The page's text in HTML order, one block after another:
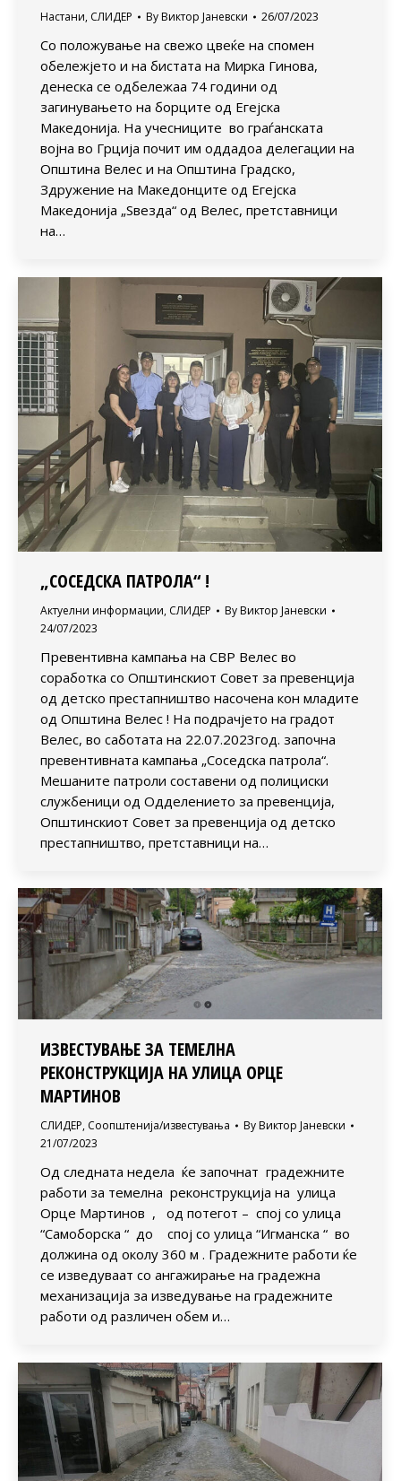
Настани, СЛИДЕР By Виктор Јаневски 26/07/2023
Со положување на свежо цвеќе на спомен
обележјето и на бистата на Мирка Гинова,
денеска се одбележаа 74 години од
загинувањето на борците од Егејска
Македонија. На учесниците во граѓанската
војна во Грција почит им оддадоа делегации на
Општина Велес и на Општина Градско,
Здружение на Македонците од Егејска
Македонија „Ѕвезда“ од Велес, претставници
на…
„СОСЕДСКА ПАТРОЛА“ !
Актуелни информации, СЛИДЕР By Виктор Јаневски
24/07/2023
Превентивна кампања на СВР Велес во
соработка со Општинскиот Совет за превенција
од детско престапништво насочена кон младите
од Општина Велес ! На подрачјето на градот
Велес, во саботата на 22.07.2023год. започна
превентивната кампања „Соседска патрола“.
Мешаните патроли составени од полициски
службеници од Одделението за превенција,
Општинскиот Совет за превенција од детско
престапништво, претставници на…
ИЗВЕСТУВАЊЕ ЗА ТЕМЕЛНА
РЕКОНСТРУКЦИЈА НА УЛИЦА ОРЦЕ
МАРТИНОВ
СЛИДЕР, Соопштенија/известувања By Виктор Јаневски
21/07/2023
Од следната недела ќе започнат градежните
работи за темелна реконструкција на улица
Орце Мартинов , од потегот – спој со улица
“Самоборска “ до спој со улица “Игманска “ во
должина од околу 360 м . Градежните работи ќе
се изведуваат со ангажирање на градежна
механизација за изведување на градежните
работи од различен обем и…